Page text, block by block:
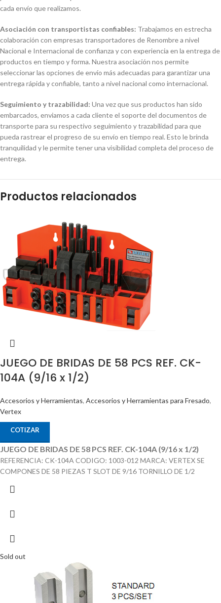
cada envío que realizamos.
Asociación con transportistas confiables: Trabajamos en estrecha
colaboración con empresas transportadores de Renombre a nivel
Nacional e Internacional de confianza y con experiencia en la entrega de
productos en tiempo y forma. Nuestra asociación nos permite
seleccionar las opciones de envío más adecuadas para garantizar una
entrega rápida y confiable, tanto a nivel nacional como internacional.
Seguimiento y trazabilidad: Una vez que sus productos han sido
embarcados, enviamos a cada cliente el soporte del documentos de
transporte para su respectivo seguimiento y trazabilidad para que
pueda rastrear el progreso de su envío en tiempo real. Esto le brinda
tranquilidad y le permite tener una visibilidad completa del proceso de
entrega.
Productos relacionados
JUEGO DE BRIDAS DE 58 PCS REF. CK-
104A (9/16 x 1/2)
Accesorios y Herramientas, Accesorios y Herramientas para Fresado,
Vertex
COTIZAR
JUEGO DE BRIDAS DE 58 PCS REF. CK-104A (9/16 x 1/2)
REFERENCIA: CK-104A CODIGO: 1003-012 MARCA: VERTEX SE
COMPONES DE 58 PIEZAS T SLOT DE 9/16 TORNILLO DE 1/2
Sold out